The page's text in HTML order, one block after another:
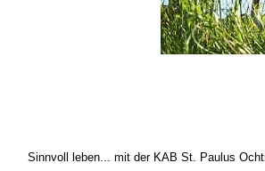
Sinnvoll leben... mit der KAB St. Paulus